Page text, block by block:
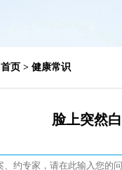
首页 > 健康常识
脸上突然